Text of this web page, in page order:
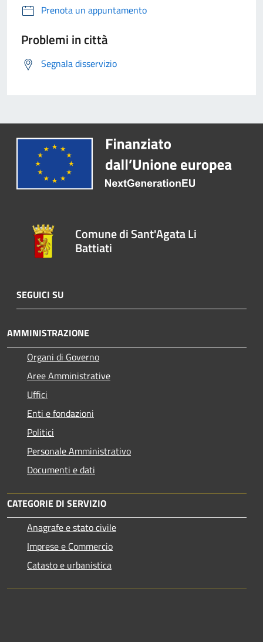
Prenota un appuntamento
Problemi in città
Segnala disservizio
Comune di Sant'Agata Li
Battiati
SEGUICI SU
AMMINISTRAZIONE
Organi di Governo
Aree Amministrative
Uffici
Enti e fondazioni
Politici
Personale Amministrativo
Documenti e dati
CATEGORIE DI SERVIZIO
Anagrafe e stato civile
Imprese e Commercio
Catasto e urbanistica